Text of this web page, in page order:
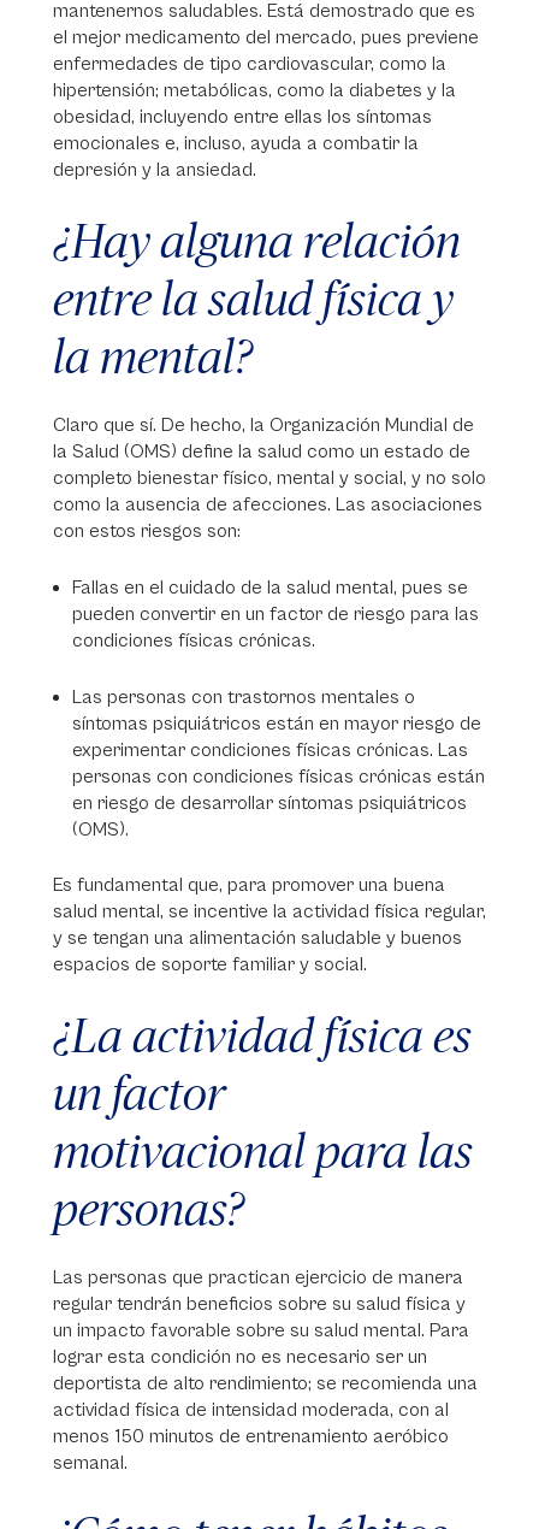
mantenernos saludables. Está demostrado que es
el mejor medicamento del mercado, pues previene
enfermedades de tipo cardiovascular, como la
hipertensión; metabólicas, como la diabetes y la
obesidad, incluyendo entre ellas los síntomas
emocionales e, incluso, ayuda a combatir la
depresión y la ansiedad.
¿Hay alguna relación
entre la salud física y
la mental?
Claro que sí. De hecho, la Organización Mundial de
la Salud (OMS) define la salud como un estado de
completo bienestar físico, mental y social, y no solo
como la ausencia de afecciones. Las asociaciones
con estos riesgos son:
Fallas en el cuidado de la salud mental, pues se
pueden convertir en un factor de riesgo para las
condiciones físicas crónicas.
Las personas con trastornos mentales o
síntomas psiquiátricos están en mayor riesgo de
experimentar condiciones físicas crónicas. Las
personas con condiciones físicas crónicas están
en riesgo de desarrollar síntomas psiquiátricos
(OMS).
Es fundamental que, para promover una buena
salud mental, se incentive la actividad física regular,
y se tengan una alimentación saludable y buenos
espacios de soporte familiar y social.
¿La actividad física es
un factor
motivacional para las
personas?
Las personas que practican ejercicio de manera
regular tendrán beneficios sobre su salud física y
un impacto favorable sobre su salud mental. Para
lograr esta condición no es necesario ser un
deportista de alto rendimiento; se recomienda una
actividad física de intensidad moderada, con al
menos 150 minutos de entrenamiento aeróbico
semanal.